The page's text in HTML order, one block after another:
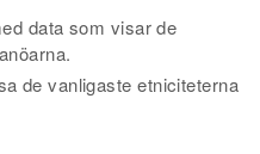
data som visar de
de vanligaste etniciteterna